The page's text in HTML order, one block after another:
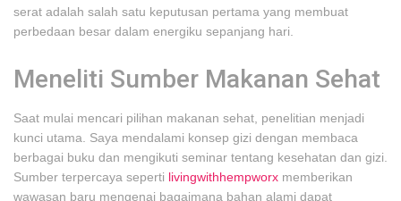
serat adalah salah satu keputusan pertama yang membuat
perbedaan besar dalam energiku sepanjang hari.
Meneliti Sumber Makanan Sehat
Saat mulai mencari pilihan makanan sehat, penelitian menjadi
kunci utama. Saya mendalami konsep gizi dengan membaca
berbagai buku dan mengikuti seminar tentang kesehatan dan gizi.
Sumber terpercaya seperti livingwithhempworx memberikan
wawasan baru mengenai bagaimana bahan alami dapat